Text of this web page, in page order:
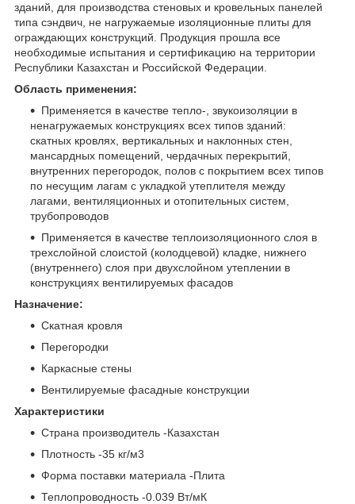
зданий, для производства стеновых и кровельных панелей
типа сэндвич, не нагружаемые изоляционные плиты для
ограждающих конструкций. Продукция прошла все
необходимые испытания и сертификацию на территории
Республики Казахстан и Российской Федерации.
Область применения:
Применяется в качестве тепло-, звукоизоляции в
ненагружаемых конструкциях всех типов зданий:
скатных кровлях, вертикальных и наклонных стен,
мансардных помещений, чердачных перекрытий,
внутренних перегородок, полов с покрытием всех типов
по несущим лагам с укладкой утеплителя между
лагами, вентиляционных и отопительных систем,
трубопроводов
Применяется в качестве теплоизоляционного слоя в
трехслойной слоистой (колодцевой) кладке, нижнего
(внутреннего) слоя при двухслойном утеплении в
конструкциях вентилируемых фасадов
Назначение:
Скатная кровля
Перегородки
Каркасные стены
Вентилируемые фасадные конструкции
Характеристики
Страна производитель -Казахстан
Плотность -35 кг/м3
Форма поставки материала -Плита
Теплопроводность -0.039 Вт/мК